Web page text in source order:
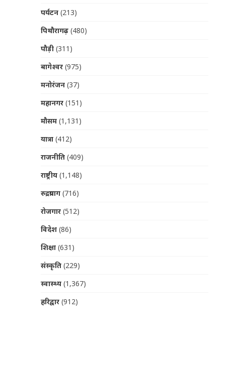
पर्यटन(213)
पिथौरागढ़(480)
पौड़ी(311)
बागेश्वर(975)
मनोरंजन(37)
महानगर(151)
मौसम(1,131)
यात्रा(412)
राजनीति(409)
राष्ट्रीय(1,148)
रुद्रप्रयाग(716)
रोजगार(512)
विदेश(86)
शिक्षा(631)
संस्कृति(229)
स्वास्थ्य(1,367)
हरिद्वार(912)